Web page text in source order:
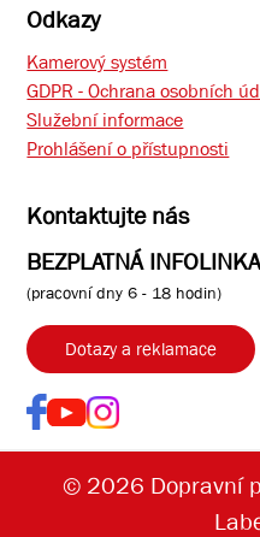
Odkazy
Kamerový systém
GDPR - Ochrana osobních
Služební informace
Prohlášení o přístupnosti
Kontaktujte nás
BEZPLATNÁ
(pracovní dny 6 - 18 hodin)
Dotazy a reklamace
© 2026 Dopravní